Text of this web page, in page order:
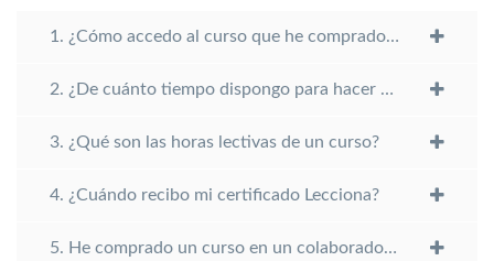
1. ¿Cómo accedo al curso que he comprado en Lecciona?
2. ¿De cuánto tiempo dispongo para hacer mi curso?
3. ¿Qué son las horas lectivas de un curso?
4. ¿Cuándo recibo mi certificado Lecciona?
5. He comprado un curso en un colaborador de Lecciona